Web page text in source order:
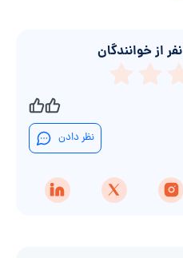
نفر از خوانندگان
نظر دادن